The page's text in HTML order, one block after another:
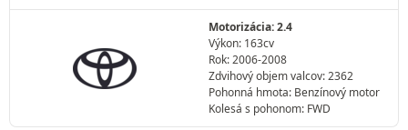
Motorizácia: 2.4
Výkon: 163cv
Rok: 2006-2008
Zdvihový objem valcov: 2362
Pohonná hmota: Benzínový motor
Kolesá s pohonom: FWD